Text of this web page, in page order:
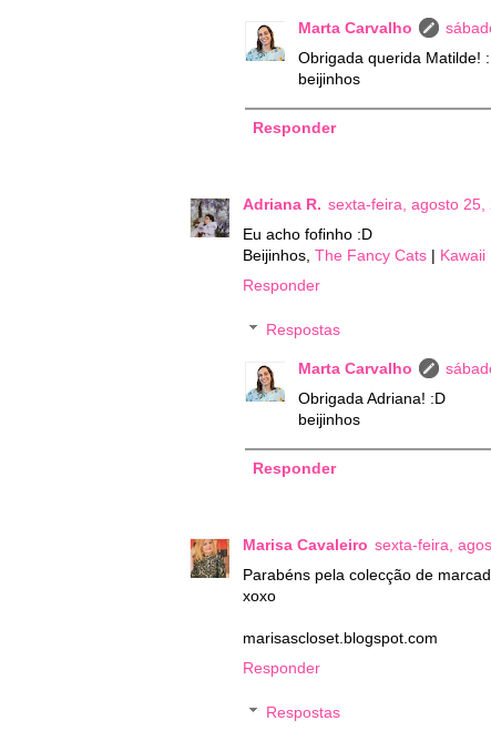
Marta Carvalho
Obrigada querida Matilde!
beijinhos
Responder
Adriana R. sexta-feira, agosto 25,
Eu acho fofinho :D
Beijinhos, The Fancy Cats | Kawaii
Responder
Respostas
Marta Carvalho
Obrigada Adriana! :D
beijinhos
Responder
Marisa Cavaleiro sexta-feira,
Parabéns pela colecção de
xoxo
marisascloset.blogspot.com
Responder
Respostas